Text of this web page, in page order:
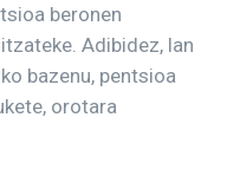
beronen
Adibidez, lan
bazenu, pentsioa
orotara